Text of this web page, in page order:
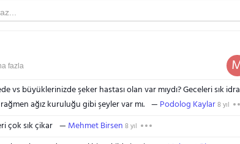
fazla
vs büyüklerinizde şeker hastası olan var mıydı? Geceleri sık
ağız kuruluğu gibi şeyler var mı.
Podolog Kaylar8 yıl
çok sık çikar Mehmet Birsen 8 yıl